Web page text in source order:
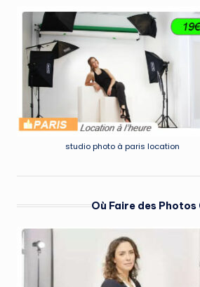
studio photo à paris location
Où Faire des Photos